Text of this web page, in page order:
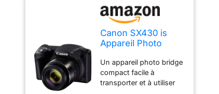
Canon SX430 is
Appareil Photo
Un appareil photo bridge
compact facile à
transporter et à utiliser